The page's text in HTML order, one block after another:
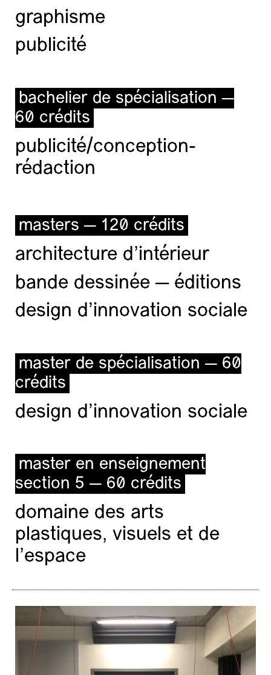
graphisme
publicité
bachelier de spécialisation —
60 crédits
publicité/conception-
rédaction
masters — 120 crédits
architecture d’intérieur
bande dessinée — éditions
design d'innovation sociale
master de spécialisation — 60
crédits
design d'innovation sociale
master en enseignement
section 5 — 60 crédits
domaine des arts
plastiques, visuels et de
l’espace